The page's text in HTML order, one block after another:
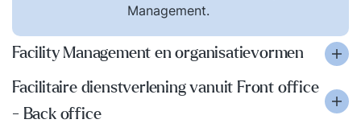
Management.
Facility Management en organisatievormen
Facilitaire dienstverlening vanuit Front office
- Back office